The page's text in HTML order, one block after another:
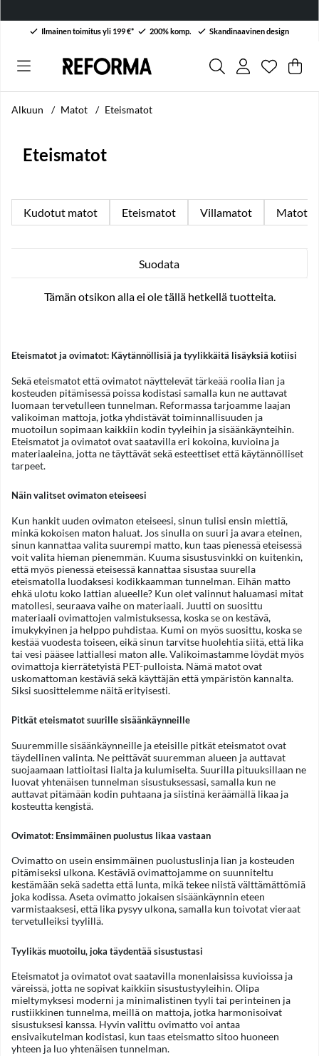
Ilmainen toimitus yli 199 €* 200% komp. Skandinaavinen design
Toivelista
. .
Alkuun Matot Eteismatot
Eteismatot
Kudotut matot Eteismatot Villamatot Matot
Suodata
TuotteetTämän otsikon alla ei ole tällä hetkellä tuotteita.
Eteismatot ja ovimatot: Käytännöllisiä ja tyylikkäitä lisäyksiä kotiisi
Sekä eteismatot että ovimatot näyttelevät tärkeää roolia lian ja
kosteuden pitämisessä poissa kodistasi samalla kun ne auttavat
luomaan tervetulleen tunnelman. Reformassa tarjoamme laajan
valikoiman mattoja, jotka yhdistävät toiminnallisuuden ja
muotoilun sopimaan kaikkiin kodin tyyleihin ja sisäänkäynteihin.
Eteismatot ja ovimatot ovat saatavilla eri kokoina, kuvioina ja
materiaaleina, jotta ne täyttävät sekä esteettiset että käytännölliset
tarpeet.
Näin valitset ovimaton eteiseesi
Kun hankit uuden ovimaton eteiseesi, sinun tulisi ensin miettiä,
minkä kokoisen maton haluat. Jos sinulla on suuri ja avara eteinen,
sinun kannattaa valita suurempi matto, kun taas pienessä eteisessä
voit valita hieman pienemmän. Kuuma sisustusvinkki on kuitenkin,
että myös pienessä eteisessä kannattaa sisustaa suurella
eteismatolla luodaksesi kodikkaamman tunnelman. Eihän matto
ehkä ulotu koko lattian alueelle? Kun olet valinnut haluamasi mitat
matollesi, seuraava vaihe on materiaali. Juutti on suosittu
materiaali ovimattojen valmistuksessa, koska se on kestävä,
imukykyinen ja helppo puhdistaa. Kumi on myös suosittu, koska se
kestää vuodesta toiseen, eikä sinun tarvitse huolehtia siitä, että lika
tai vesi pääsee lattiallesi maton alle. Valikoimastamme löydät myös
ovimattoja kierrätetyistä PET-pulloista. Nämä matot ovat
uskomattoman kestäviä sekä käyttäjän että ympäristön kannalta.
Siksi suosittelemme näitä erityisesti.
Pitkät eteismatot suurille sisäänkäynneille
Suuremmille sisäänkäynneille ja eteisille pitkät eteismatot ovat
täydellinen valinta. Ne peittävät suuremman alueen ja auttavat
suojaamaan lattioitasi lialta ja kulumiselta. Suurilla pituuksillaan ne
luovat yhtenäisen tunnelman sisustuksessasi, samalla kun ne
auttavat pitämään kodin puhtaana ja siistinä keräämällä likaa ja
kosteutta kengistä.
Ovimatot: Ensimmäinen puolustus likaa vastaan
Ovimatto on usein ensimmäinen puolustuslinja lian ja kosteuden
pitämiseksi ulkona. Kestäviä ovimattojamme on suunniteltu
kestämään sekä sadetta että lunta, mikä tekee niistä välttämättömiä
joka kodissa. Aseta ovimatto jokaisen sisäänkäynnin eteen
varmistaaksesi, että lika pysyy ulkona, samalla kun toivotat vieraat
tervetulleiksi tyylillä.
Tyylikäs muotoilu, joka täydentää sisustustasi
Eteismatot ja ovimatot ovat saatavilla monenlaisissa kuvioissa ja
väreissä, jotta ne sopivat kaikkiin sisustustyyleihin. Olipa
mieltymyksesi moderni ja minimalistinen tyyli tai perinteinen ja
rustiikkinen tunnelma, meillä on mattoja, jotka harmonisoivat
sisustuksesi kanssa. Hyvin valittu ovimatto voi antaa
ensivaikutelman kodistasi, kun taas eteismatto sitoo huoneen
yhteen ja luo yhtenäisen tunnelman.